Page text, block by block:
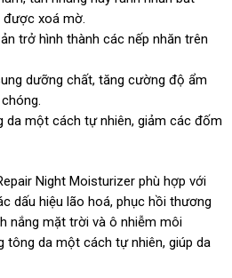
xoá mờ.
trở hình thành các nếp nhăn trên
dưỡng chất, tăng cường độ ẩm
da một cách tự nhiên, giảm các đốm
Night Moisturizer phù hợp với
dấu hiệu lão hoá, phục hồi thương
nắng mặt trời và ô nhiễm môi
tông da một cách tự nhiên, giúp da